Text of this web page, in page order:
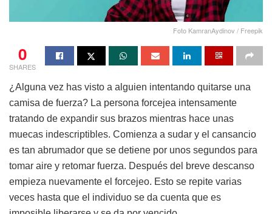
Foto KamranAydinov / Freepik
0
SHARES
¿Alguna vez has visto a alguien intentando quitarse una
camisa de fuerza? La persona forcejea intensamente
tratando de expandir sus brazos mientras hace unas
muecas indescriptibles. Comienza a sudar y el cansancio
es tan abrumador que se detiene por unos segundos para
tomar aire y retomar fuerza. Después del breve descanso
empieza nuevamente el forcejeo. Esto se repite varias
veces hasta que el individuo se da cuenta que es